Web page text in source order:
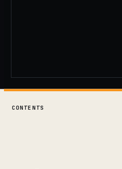
CONTENTS